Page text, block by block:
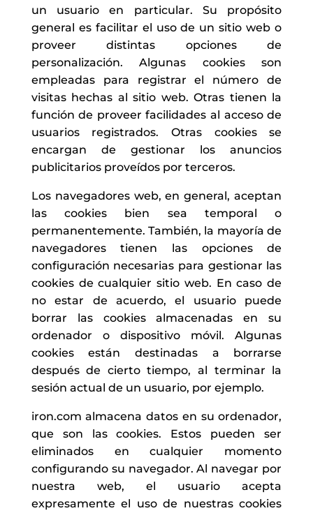
un usuario en particular. Su propósito
general es facilitar el uso de un sitio web o
proveer distintas opciones de
personalización. Algunas cookies son
empleadas para registrar el número de
visitas hechas al sitio web. Otras tienen la
función de proveer facilidades al acceso de
usuarios registrados. Otras cookies se
encargan de gestionar los anuncios
publicitarios proveídos por terceros.
Los navegadores web, en general, aceptan
las cookies bien sea temporal o
permanentemente. También, la mayoría de
navegadores tienen las opciones de
configuración necesarias para gestionar las
cookies de cualquier sitio web. En caso de
no estar de acuerdo, el usuario puede
borrar las cookies almacenadas en su
ordenador o dispositivo móvil. Algunas
cookies están destinadas a borrarse
después de cierto tiempo, al terminar la
sesión actual de un usuario, por ejemplo.
iron.com almacena datos en su ordenador,
que son las cookies. Estos pueden ser
eliminados en cualquier momento
configurando su navegador. Al navegar por
nuestra web, el usuario acepta
expresamente el uso de nuestras cookies